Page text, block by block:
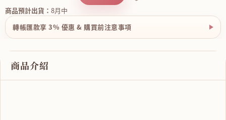
商品預計出貨： 8月中
轉帳匯款享 3% 優惠 & 購買前注意事項
商品介紹